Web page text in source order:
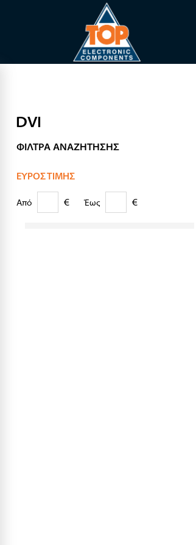
DVI
ΦΊΛΤΡΑ ΑΝΑΖΉΤΗΣΗΣ
ΕΎΡΟΣ ΤΙΜΉΣ
Από € Έως €